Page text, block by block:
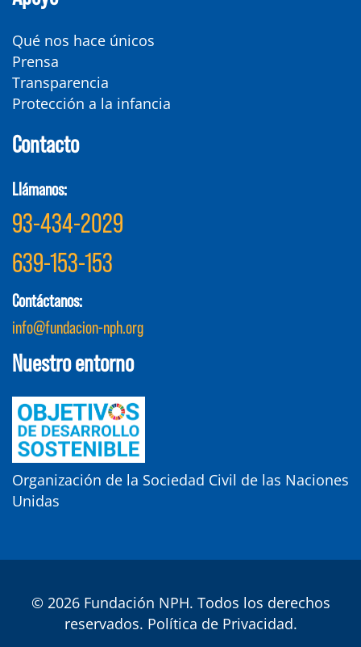
Qué nos hace únicos
Prensa
Transparencia
Protección a la infancia
Contacto
Llámanos:
93-434-2029
639-153-153
Contáctanos:
info@fundacion-nph.org
Nuestro entorno
Organización de la Sociedad Civil de las Naciones
Unidas
© 2026 Fundación NPH. Todos los derechos
reservados. Política de Privacidad.